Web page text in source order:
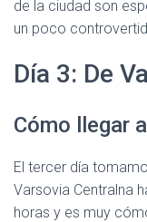
de la ciudad son
un poco
Día 3: De
Cómo llegar
El tercer día
Varsovia Centralna
horas y es muy